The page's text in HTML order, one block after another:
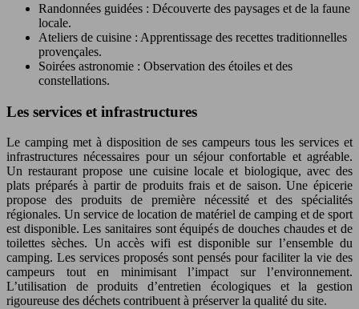
Randonnées guidées : Découverte des paysages et de la faune
locale.
Ateliers de cuisine : Apprentissage des recettes traditionnelles
provençales.
Soirées astronomie : Observation des étoiles et des
constellations.
Les services et infrastructures
Le camping met à disposition de ses campeurs tous les services et
infrastructures nécessaires pour un séjour confortable et agréable.
Un restaurant propose une cuisine locale et biologique, avec des
plats préparés à partir de produits frais et de saison. Une épicerie
propose des produits de première nécessité et des spécialités
régionales. Un service de location de matériel de camping et de sport
est disponible. Les sanitaires sont équipés de douches chaudes et de
toilettes sèches. Un accès wifi est disponible sur l’ensemble du
camping. Les services proposés sont pensés pour faciliter la vie des
campeurs tout en minimisant l’impact sur l’environnement.
L’utilisation de produits d’entretien écologiques et la gestion
rigoureuse des déchets contribuent à préserver la qualité du site.